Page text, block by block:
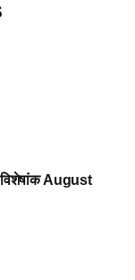
विशेषांक August